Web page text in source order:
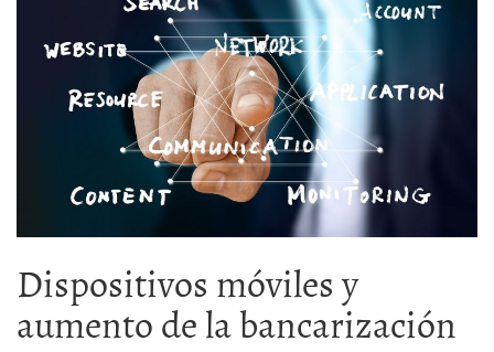
Dispositivos móviles y
aumento de la bancarización